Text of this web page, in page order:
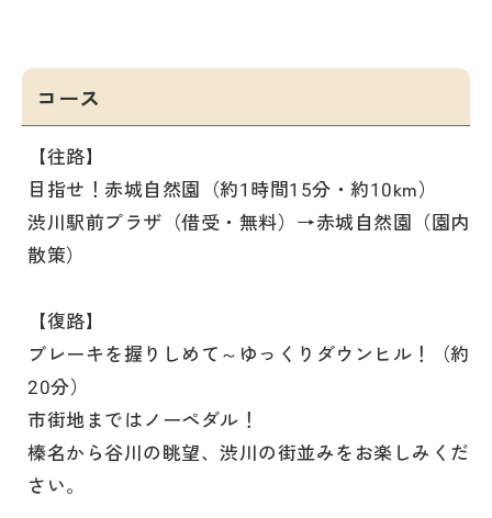
コース
【往路】
目指せ！赤城自然園（約1時間15分・約10km）
渋川駅前プラザ（借受・無料）→赤城自然園（園内
散策）
【復路】
ブレーキを握りしめて～ゆっくりダウンヒル！（約
20分）
市街地まではノーペダル！
榛名から谷川の眺望、渋川の街並みをお楽しみくだ
さい。